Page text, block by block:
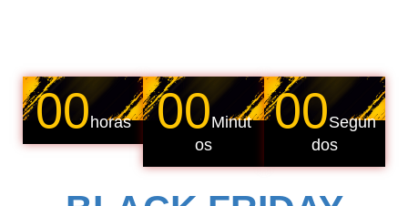
00horas 00Minut
os
00Segun
dos